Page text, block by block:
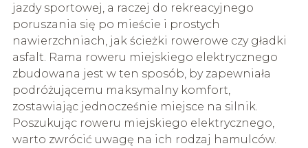
jazdy sportowej, a raczej do rekreacyjnego
poruszania się po mieście i prostych
nawierzchniach, jak ścieżki rowerowe czy gładki
asfalt. Rama roweru miejskiego elektrycznego
zbudowana jest w ten sposób, by zapewniała
podróżującemu maksymalny komfort,
zostawiając jednocześnie miejsce na silnik.
Poszukując roweru miejskiego elektrycznego,
warto zwrócić uwagę na ich rodzaj hamulców.